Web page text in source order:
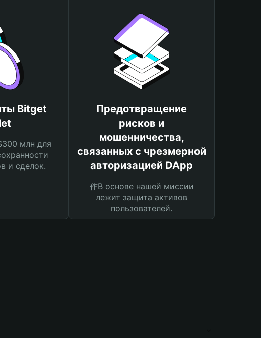
Bitget
млн для
и сделок.
Предотвращение
рисков и
мошенничества,
связанных с чрезмерной
авторизацией DApp
作В основе нашей миссии
лежит защита активов
пользователей.